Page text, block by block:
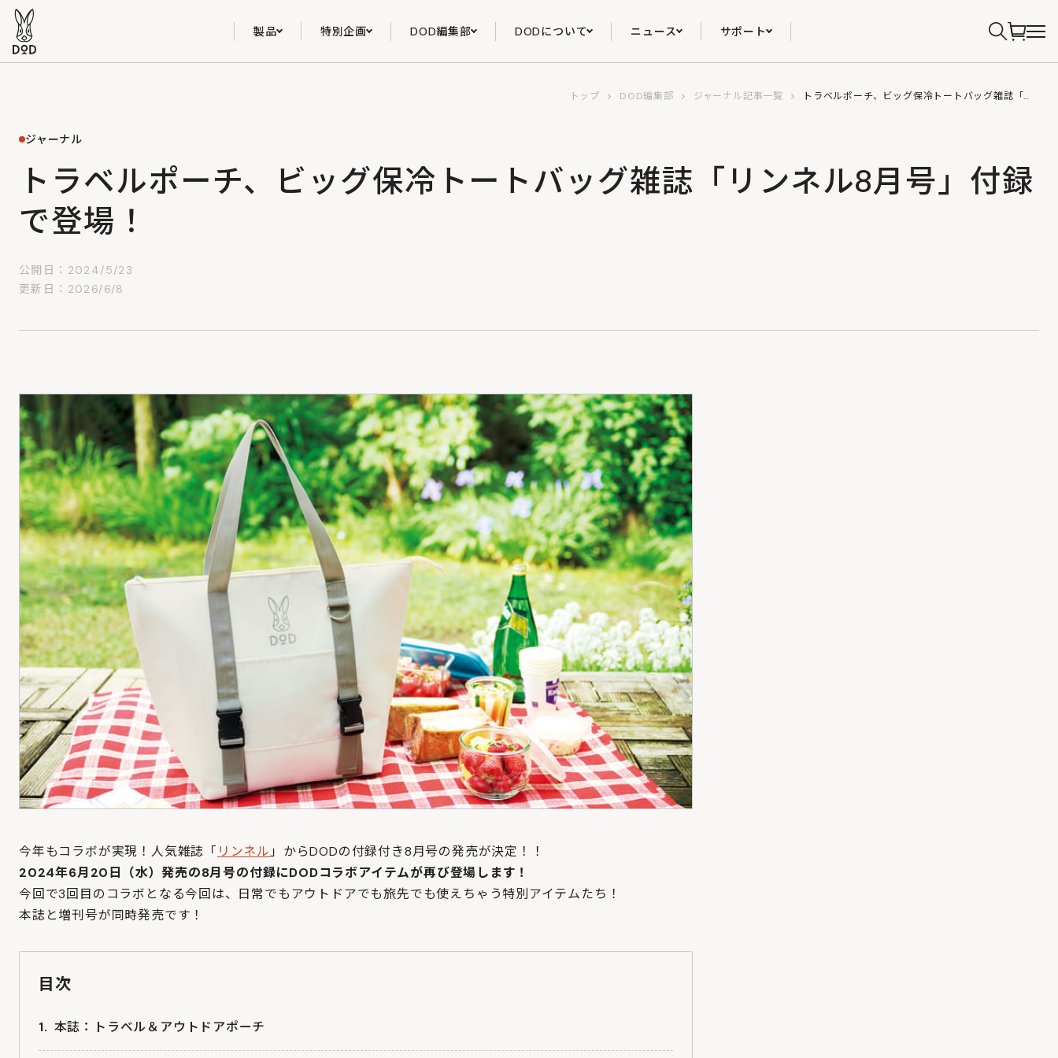
製品 特別企画 DOD編集部 DODについて ニュース サポート
トップ DOD編集部 ジャーナル記事一覧 トラベルポーチ、ビッグ保冷トートバッグ雑誌「リンネル8月号」付録で登場！
ジャーナル
トラベルポーチ、ビッグ保冷トートバッグ雑誌「リンネル8月号」付録
で登場！
公開日：2024/5/23
更新日：2026/6/8
今年もコラボが実現！人気雑誌「 リンネル 」からDODの付録付き8月号の発売が決定！！
2024年6月20日（水）発売の8月号の付録にDODコラボアイテムが再び登場します！
今回で3回目のコラボとなる今回は、日常でもアウトドアでも旅先でも使えちゃう特別アイテムたち！
本誌と増刊号が同時発売です！
目次
本誌：トラベル＆アウトドアポーチ